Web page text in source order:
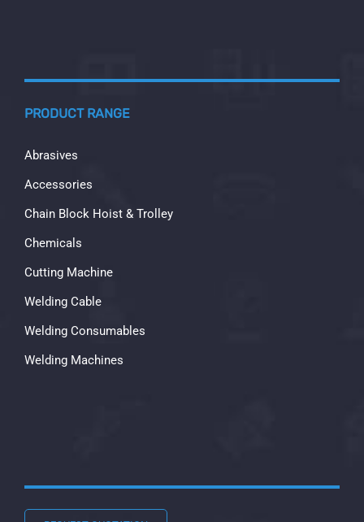
PRODUCT RANGE
Abrasives
Accessories
Chain Block Hoist & Trolley
Chemicals
Cutting Machine
Welding Cable
Welding Consumables
Welding Machines